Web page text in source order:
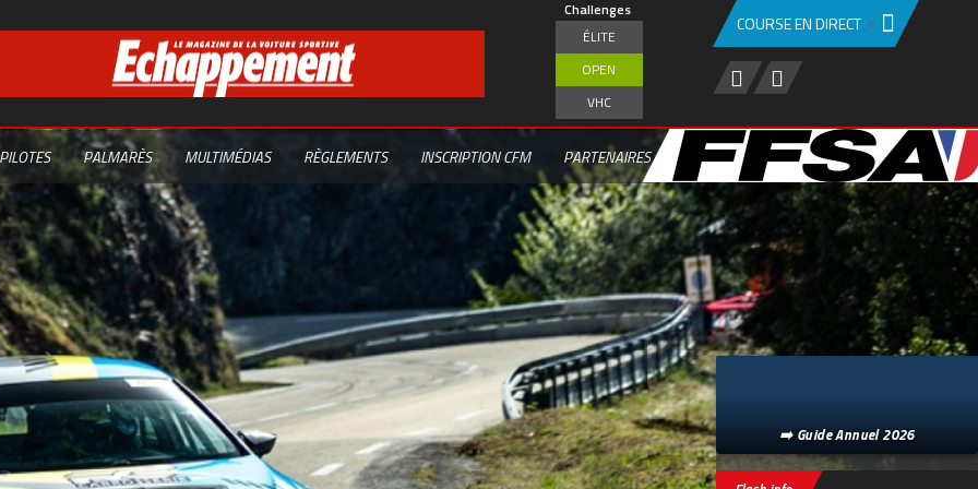
Challenges
ÉLITE
OPEN
VHC
PALMARÈS MULTIMÉDIAS RÈGLEMENTS INSCRIPTION CFM PARTENAIRES
COURSE EN DIRECT
➡️ Guide Annuel 2026